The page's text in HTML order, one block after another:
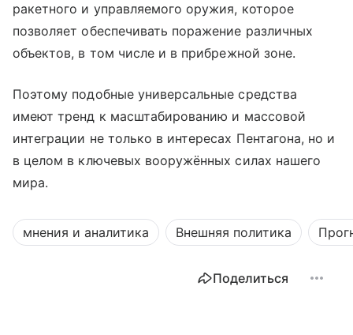
ракетного и управляемого оружия, которое
позволяет обеспечивать поражение различных
объектов, в том числе и в прибрежной зоне.
Поэтому подобные универсальные средства
имеют тренд к масштабированию и массовой
интеграции не только в интересах Пентагона, но и
в целом в ключевых вооружённых силах нашего
мира.
мнения и аналитика Внешняя политика
Поделиться